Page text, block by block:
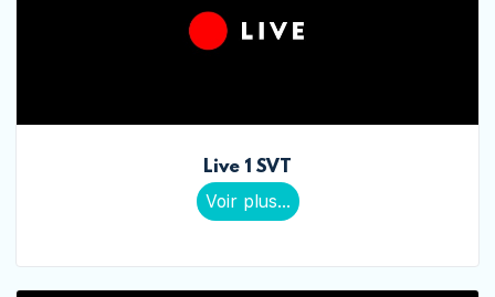
Live 1 SVT
Voir plus...